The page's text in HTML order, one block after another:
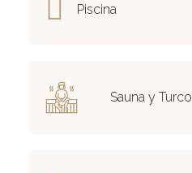
Piscina
Sauna y Turco